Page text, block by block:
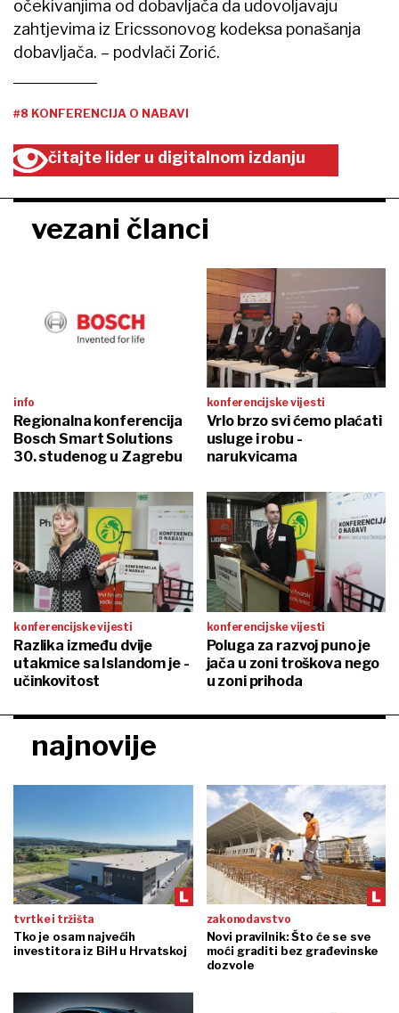
očekivanjima od dobavljača da udovoljavaju
zahtjevima iz Ericssonovog kodeksa ponašanja
dobavljača. – podvlači Zorić.
#8 KONFERENCIJA O NABAVI
čitajte lider u digitalnom izdanju
vezani članci
info
Regionalna konferencija
Bosch Smart Solutions
30. studenog u Zagrebu
konferencijske vijesti
Vrlo brzo svi ćemo plaćati
usluge i robu -
narukvicama
konferencijske vijesti
Razlika između dvije
utakmice sa Islandom je -
učinkovitost
konferencijske vijesti
Poluga za razvoj puno je
jača u zoni troškova nego
u zoni prihoda
najnovije
tvrtke i tržišta
Tko je osam najvećih
investitora iz BiH u Hrvatskoj
zakonodavstvo
Novi pravilnik: Što će se sve
moći graditi bez građevinske
dozvole